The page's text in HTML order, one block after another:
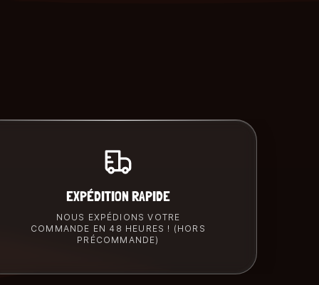
EXPÉDITION RAPIDE
NOUS EXPÉDIONS VOTRE
COMMANDE EN 48 HEURES ! (HORS
PRÉCOMMANDE)